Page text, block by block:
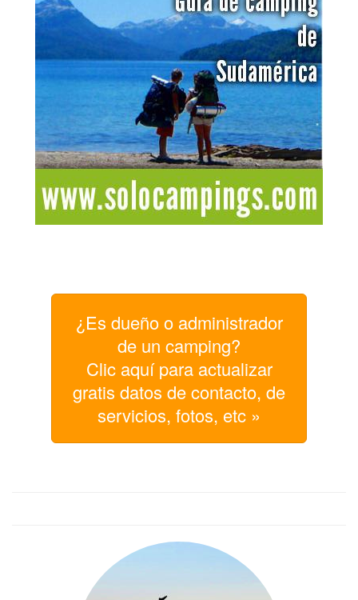
¿Es dueño o administrador
de un camping?
Clic aquí para actualizar
gratis datos de contacto, de
servicios, fotos, etc »